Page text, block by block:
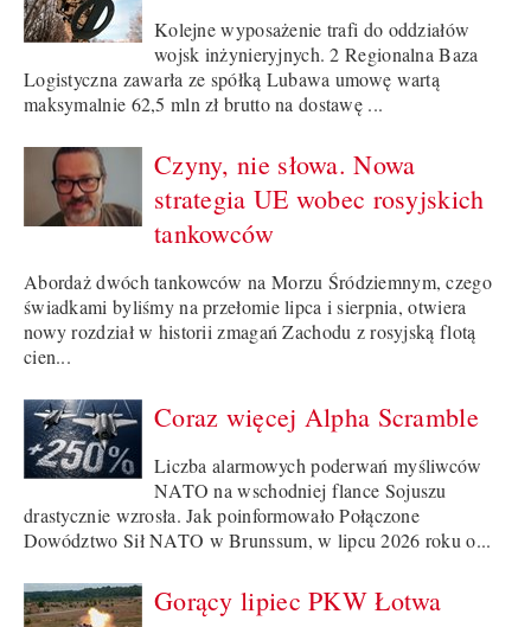
Kolejne wyposażenie trafi do oddziałów
wojsk inżynieryjnych. 2 Regionalna Baza
Logistyczna zawarła ze spółką Lubawa umowę wartą
maksymalnie 62,5 mln zł brutto na dostawę ...
Czyny, nie słowa. Nowa
strategia UE wobec rosyjskich
tankowców
Abordaż dwóch tankowców na Morzu Śródziemnym, czego
świadkami byliśmy na przełomie lipca i sierpnia, otwiera
nowy rozdział w historii zmagań Zachodu z rosyjską flotą
cien...
Coraz więcej Alpha Scramble
Liczba alarmowych poderwań myśliwców
NATO na wschodniej flance Sojuszu
drastycznie wzrosła. Jak poinformowało Połączone
Dowództwo Sił NATO w Brunssum, w lipcu 2026 roku o...
Gorący lipiec PKW Łotwa